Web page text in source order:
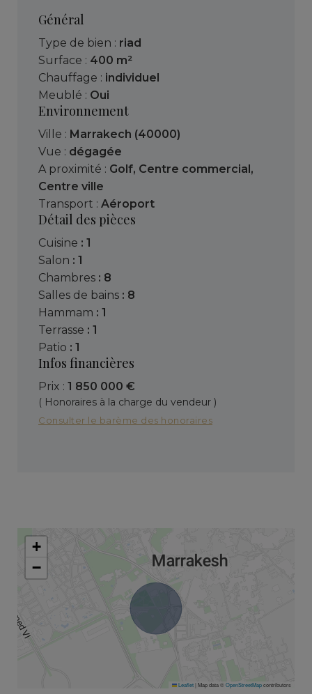
Général
Type de bien : riad
Surface : 400 m²
Chauffage : individuel
Meublé : Oui
Environnement
Ville : Marrakech (40000)
Vue : dégagée
A proximité : Golf, Centre commercial,
Centre ville
Transport : Aéroport
Détail des pièces
cuisine : 1
salon : 1
chambres : 8
salles de bains : 8
hammam : 1
terrasse : 1
patio : 1
Infos financières
Prix : 1 850 000 €
( Honoraires à la charge du vendeur )
Consulter le barème des honoraires
+
−
Leaflet| Map data ©OpenStreetMapcontributors